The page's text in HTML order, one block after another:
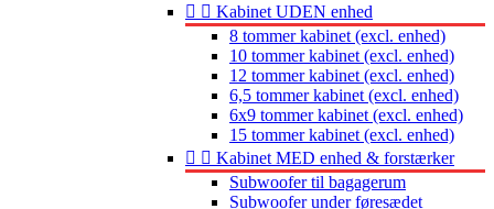
  Kabinet UDEN enhed
8 tommer kabinet (excl. enhed)
10 tommer kabinet (excl. enhed)
12 tommer kabinet (excl. enhed)
6,5 tommer kabinet (excl. enhed)
6x9 tommer kabinet (excl. enhed)
15 tommer kabinet (excl. enhed)
  Kabinet MED enhed & forstærker
Subwoofer til bagagerum
Subwoofer under føresædet